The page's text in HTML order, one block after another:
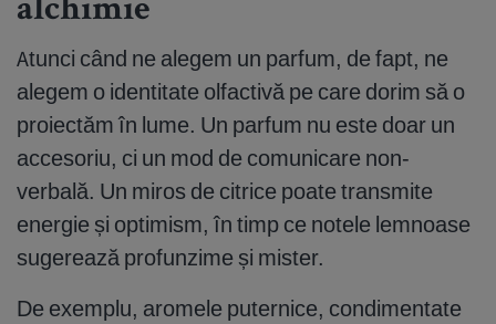
alchimie
Atunci când ne alegem un parfum, de fapt, ne
alegem o identitate olfactivă pe care dorim să o
proiectăm în lume. Un parfum nu este doar un
accesoriu, ci un mod de comunicare non-
verbală. Un miros de citrice poate transmite
energie și optimism, în timp ce notele lemnoase
sugerează profunzime și mister.
De exemplu, aromele puternice, condimentate